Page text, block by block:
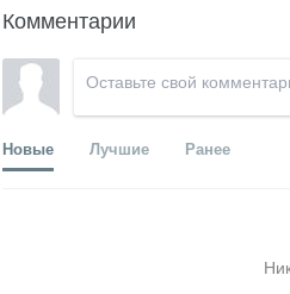
Комментарии
Новые Лучшие Ранее